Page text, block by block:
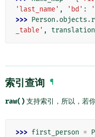
'last_name' , 'bd' :
>>> Person .objects .
_table' ,
索引查询 ¶
raw() 支持索引，所以，若
>>> first_person =